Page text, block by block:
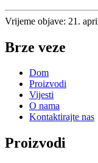
Vrijeme objave: 21.
Brze veze
Dom
Proizvodi
Vijesti
O nama
Kontaktirajte nas
Proizvodi